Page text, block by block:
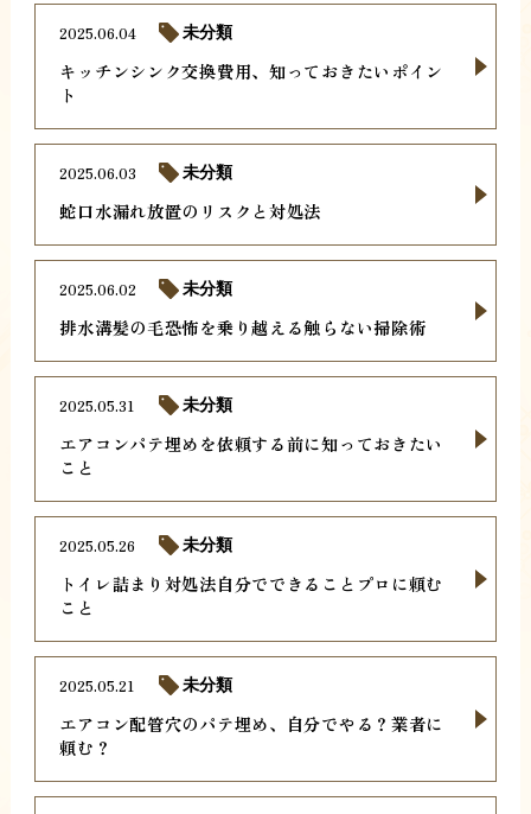
キッチンシンク交換費用、知っておきたいポイン
ト
2025.06.04 未分類
蛇口水漏れ放置のリスクと対処法
2025.06.03 未分類
排水溝髪の毛恐怖を乗り越える触らない掃除術
2025.06.02 未分類
エアコンパテ埋めを依頼する前に知っておきたい
こと
2025.05.31 未分類
トイレ詰まり対処法自分でできることプロに頼む
こと
2025.05.26 未分類
エアコン配管穴のパテ埋め、自分でやる？業者に
頼む？
2025.05.21 未分類